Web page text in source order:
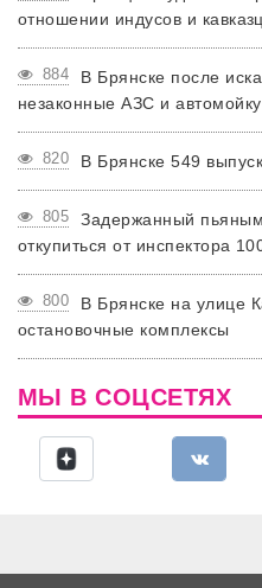
отношении индусов и
884
В Брянске после
незаконные АЗС и
820 В Брянске 549
805
Задержанный
откупиться от инспектора
800
В Брянске на улице
остановочные комплексы
МЫ В СОЦСЕТЯХ